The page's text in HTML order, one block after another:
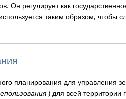
Он регулирует как
таким образом, чтобы
планирования для управления
) для всей территории